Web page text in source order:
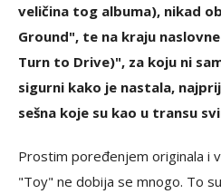
veličina tog albuma), nikad
Ground", te na kraju
Turn to Drive)", za koju ni
sigurni kako je nastala,
sešna koje su kao u transu
Prostim poređenjem originala i
"Toy" ne dobija se mnogo. To